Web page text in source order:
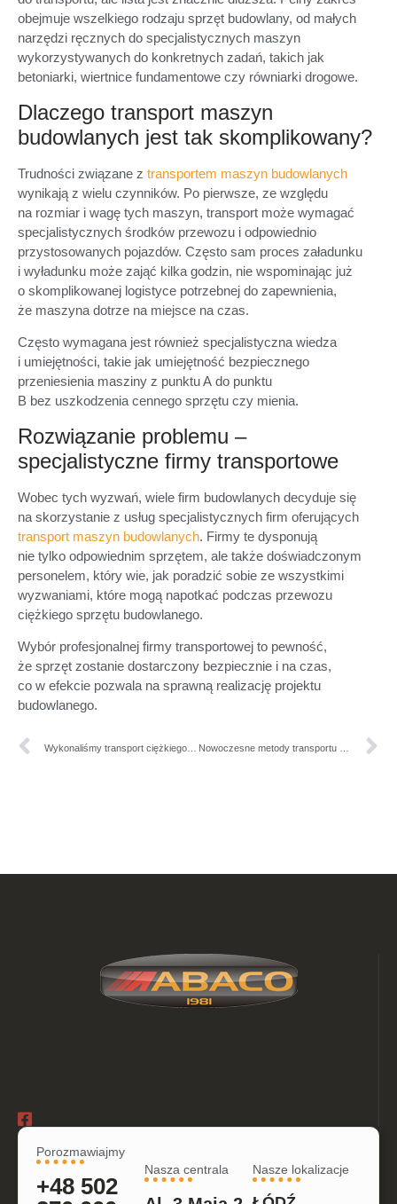
obejmuje wszelkiego rodzaju sprzęt budowlany, od małych
narzędzi ręcznych do specjalistycznych maszyn
wykorzystywanych do konkretnych zadań, takich jak
betoniarki, wiertnice fundamentowe czy równiarki drogowe.
Dlaczego transport maszyn
budowlanych jest tak skomplikowany?
Trudności związane z transportem maszyn budowlanych
wynikają z wielu czynników. Po pierwsze, ze względu
na rozmiar i wagę tych maszyn, transport może wymagać
specjalistycznych środków przewozu i odpowiednio
przystosowanych pojazdów. Często sam proces załadunku
i wyładunku może zająć kilka godzin, nie wspominając już
o skomplikowanej logistyce potrzebnej do zapewnienia,
że maszyna dotrze na miejsce na czas.
Często wymagana jest również specjalistyczna wiedza
i umiejętności, takie jak umiejętność bezpiecznego
przeniesienia masziny z punktu A do punktu
B bez uszkodzenia cennego sprzętu czy mienia.
Rozwiązanie problemu –
specjalistyczne firmy transportowe
Wobec tych wyzwań, wiele firm budowlanych decyduje się
na skorzystanie z usług specjalistycznych firm oferujących
transport maszyn budowlanych. Firmy te dysponują
nie tylko odpowiednim sprzętem, ale także doświadczonym
personelem, który wie, jak poradzić sobie ze wszystkimi
wyzwaniami, które mogą napotkać podczas przewozu
ciężkiego sprzętu budowlanego.
Wybór profesjonalnej firmy transportowej to pewność,
że sprzęt zostanie dostarczony bezpiecznie i na czas,
co w efekcie pozwala na sprawną realizację projektu
budowlanego.
Porozmawiajmy
+48 502
Nasza centrala Nasze lokalizacje